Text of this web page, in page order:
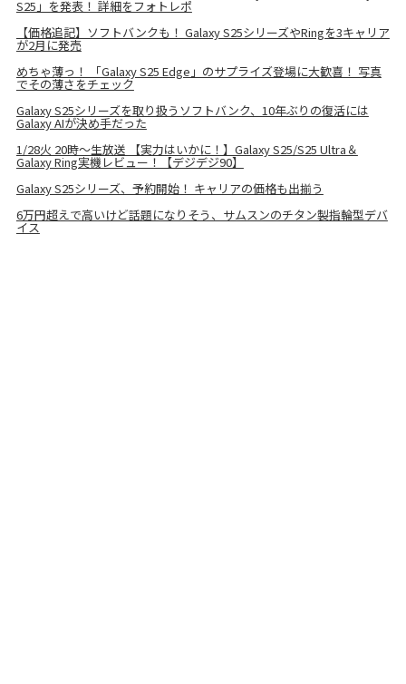
S25」を発表！ 詳細をフォトレポ
【価格追記】ソフトバンクも！ Galaxy S25シリーズやRingを3キャリア
が2月に発売
めちゃ薄っ！ 「Galaxy S25 Edge」のサプライズ登場に大歓喜！ 写真
でその薄さをチェック
Galaxy S25シリーズを取り扱うソフトバンク、10年ぶりの復活には
Galaxy AIが決め手だった
1/28火 20時〜生放送 【実力はいかに！】Galaxy S25/S25 Ultra＆
Galaxy Ring実機レビュー！【デジデジ90】
Galaxy S25シリーズ、予約開始！ キャリアの価格も出揃う
6万円超えで高いけど話題になりそう、サムスンのチタン製指輪型デバ
イス